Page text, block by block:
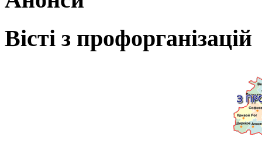
Вісті з профорганізацій